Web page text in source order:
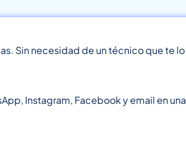
Sin necesidad de un técnico que te lo
Instagram, Facebook y email en una